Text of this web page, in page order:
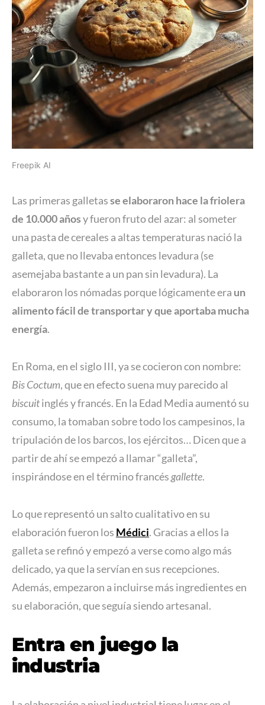
Freepik AI
Las primeras galletasse elaboraron hace la friolera
de 10.000 añosy fueron fruto del azar: al someter
una pasta de cereales a altas temperaturas nació la
galleta, que no llevaba entonces levadura (se
asemejaba bastante a un pan sin levadura). La
elaboraron los nómadas porque lógicamente era un
alimento fácil de transportar y que aportaba mucha
energía.
En Roma, en el siglo III, ya se cocieron con nombre:
Bis Coctum, que en efecto suena muy parecido al
biscuitinglés y francés. En la Edad Media aumentó su
consumo, la tomaban sobre todo los campesinos, la
tripulación de los barcos, los ejércitos… Dicen que a
partir de ahí se empezó a llamar “galleta”,
inspirándose en el término francés gallette.
Lo que representó un salto cualitativo en su
elaboración fueron los Médici. Gracias a ellos la
galleta se refinó y empezó a verse como algo más
delicado, ya que la servían en sus recepciones.
Además, empezaron a incluirse más ingredientes en
su elaboración, que seguía siendo artesanal.
Entra en juego la
industria